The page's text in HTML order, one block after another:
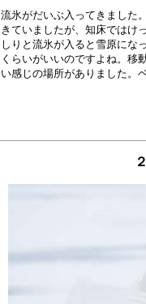
流氷がだいぶ入ってきました
きていましたが、知床ではけ
しりと流氷が入ると雪原にな
くらいがいいのですよね。移